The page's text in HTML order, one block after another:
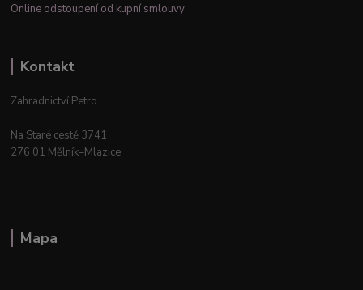
Online odstoupení od kupní smlouvy
Kontakt
Zahradnictví Petro
Na Staré cestě 3741
276 01 Mělník–Mlazice
Mapa